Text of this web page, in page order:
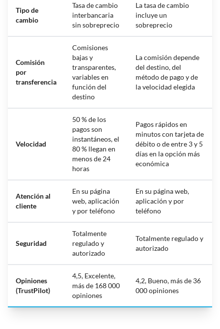
Tipo de
cambio
Tasa de cambio
interbancaria
sin sobreprecio
La tasa de cambio
incluye un
sobreprecio
Comisión
por
transferencia
Comisiones
bajas y
transparentes,
variables en
función del
destino
La comisión depende
del destino, del
método de pago y de
la velocidad elegida
Velocidad
50 % de los
pagos son
instantáneos, el
80 % llegan en
menos de 24
horas
Pagos rápidos en
minutos con tarjeta de
débito o de entre 3 y 5
días en la opción más
económica
Atención al
cliente
En su página
web, aplicación
y por teléfono
En su página web,
aplicación y por
teléfono
Seguridad
Totalmente
regulado y
autorizado
Totalmente regulado y
autorizado
Opiniones
(TrustPilot)
4,5, Excelente,
más de 168 000
opiniones
4,2, Bueno, más de 36
000 opiniones